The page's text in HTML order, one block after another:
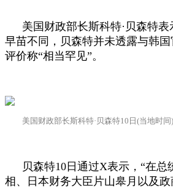
美国财政部长斯科特·贝森特
早苗不同，贝森特并未透露与韩
评价称“相当罕见”。
美国财政部长斯科特·贝森特10 日 (当地时间)
贝森特10日通过X表示，“在总
相、日本财务大臣片山皋月以及